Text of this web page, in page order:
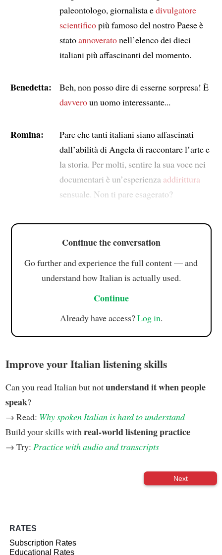
paleontologo, giornalista edivulgatore
scientificopiù famoso del nostro Paese è
statoannoveratonell’elenco dei dieci
italiani più affascinanti del momento.
Benedetta:
Beh, non posso dire di esserne sorpresa! È
davveroun uomo interessante...
Romina:
Pare che tanti italiani siano affascinati
dall’abilità di Angela di raccontare l’arte e
la storia. Per molti, sentire la sua voce nei
documentari è un’esperienza addirittura
sensuale. Non ti pare esagerato?
Continue the conversation
Go further and experience the full content — and
understand how Italian is actually used.
Continue
Already have access?Log in.
Improve your Italian listening skills
Can you read Italian but notunderstand it when people
speak?
→ Read: Why spoken Italian is hard to understand
Build your skills with real-world listening practice
→ Try: Practice with audio and transcripts
Next
RATES
Subscription Rates
Educational Rates